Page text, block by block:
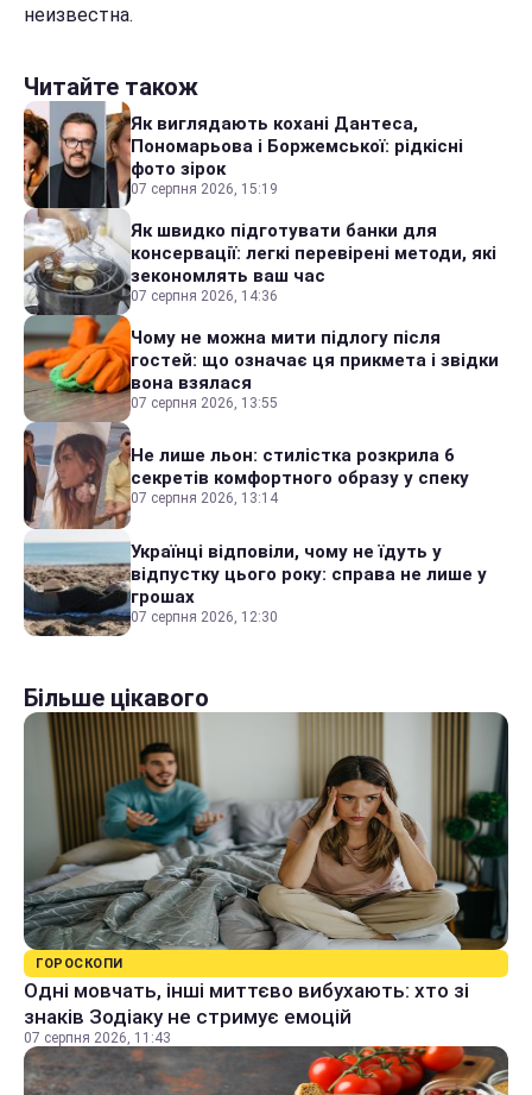
неизвестна.
Читайте також
Як виглядають кохані Дантеса,
Пономарьова і Боржемської: рідкісні
фото зірок
07 серпня 2026, 15:19
Як швидко підготувати банки для
консервації: легкі перевірені методи, які
зекономлять ваш час
07 серпня 2026, 14:36
Чому не можна мити підлогу після
гостей: що означає ця прикмета і звідки
вона взялася
07 серпня 2026, 13:55
Не лише льон: стилістка розкрила 6
секретів комфортного образу у спеку
07 серпня 2026, 13:14
Українці відповіли, чому не їдуть у
відпустку цього року: справа не лише у
грошах
07 серпня 2026, 12:30
Більше цікавого
ГОРОСКОПИ
Одні мовчать, інші миттєво вибухають: хто зі
знаків Зодіаку не стримує емоцій
07 серпня 2026, 11:43